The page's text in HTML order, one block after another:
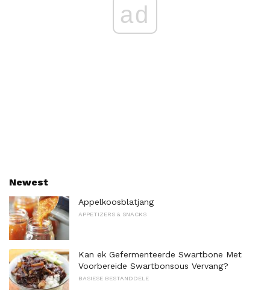
ad
Newest
Appelkoosblatjang
APPETIZERS & SNACKS
Kan ek Gefermenteerde Swartbone Met
Voorbereide Swartbonsous Vervang?
BASIESE BESTANDDELE